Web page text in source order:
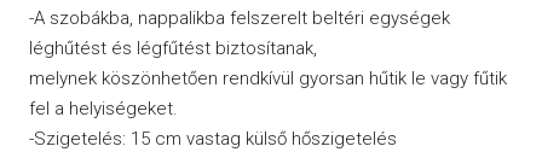
-A szobákba, nappalikba felszerelt beltéri egységek
léghűtést és légfűtést biztosítanak,
melynek köszönhetően rendkívül gyorsan hűtik le vagy fűtik
fel a helyiségeket.
-Szigetelés: 15 cm vastag külső hőszigetelés